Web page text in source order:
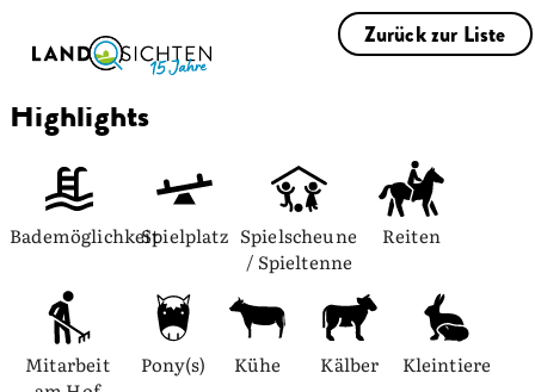
Zurück zur Liste
Highlights
BademöglichkeitSpielplatz Spielscheune
/ Spieltenne
Reiten
Mitarbeit
Pony(s) Kühe Kälber Kleintiere